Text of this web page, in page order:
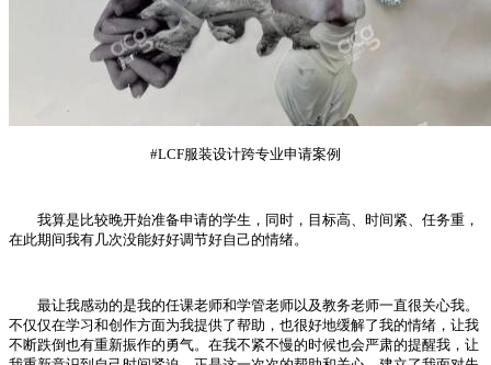
#LCF服装设计跨专业申请案例
我算是比较晚开始准备申请的学生，同时，目标高、时间紧、任务重，
在此期间我有几次没能好好调节好自己的情绪。
最让我感动的是我的任课老师和学管老师以及教务老师一直很关心我。
不仅仅在学习和创作方面为我提供了帮助，也很好地缓解了我的情绪，让我
不断跌倒也有重新振作的勇气。在我不紧不慢的时候也会严肃的提醒我，让